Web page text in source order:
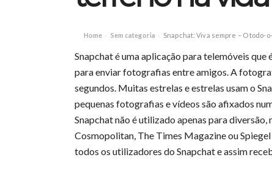
Home › Sem categoria › Snapchat: Viva sempre – O
Snapchat é uma aplicação para telemóveis
para enviar fotografias entre amigos. A
segundos. Muitas estrelas e estrelas usam o
pequenas fotografias e vídeos são afixados
Snapchat não é utilizado apenas para
Cosmopolitan, The Times Magazine ou
todos os utilizadores do Snapchat e assim